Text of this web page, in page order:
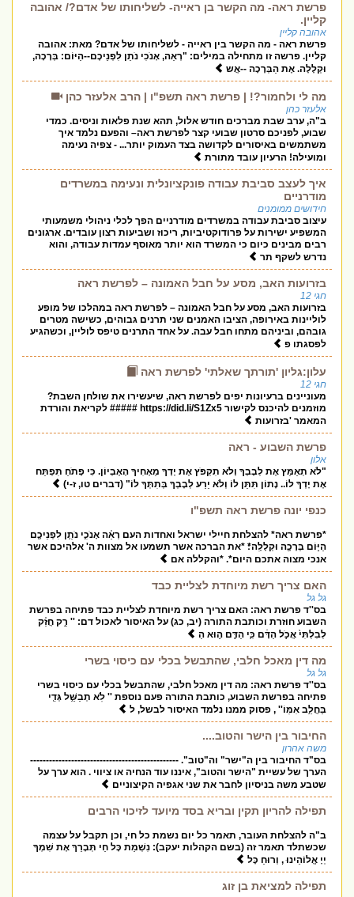
פרשת ראה- מה הקשר בן ראייה- לשליחותו של אדם?/ אהובה
קליין.
אהובה קליין
פרשת ראה - מה הקשר בין ראייה - לשליחותו של אדם? מאת: אהובה
קליין. פרשה זו מתחילה במילים: "רְאֵה, אָנֹכִי נֹתֵן לִפְנֵיכֶם--הַיּוֹם: בְּרָכָה,
וּקְלָלָה. אֶת הַבְּרָכָה --אֲש
מה לי ולחמור?! | פרשת ראה תשפ"ו | הרב אלעזר כהן
אלעזר כהן
ב"ה, ערב שבת מברכים חודש אלול, תהא שנת פלאות וניסים. כמדי
שבוע, לפניכם סרטון שבועי קצר לפרשת ראה– והפעם נלמד איך
משתמשים באיסורים לקדושה בצד העמוק יותר... - צפיה נעימה
ומועילה! הרעיון עובד מתורת
איך לעצב סביבת עבודה פונקציונלית ונעימה במשרדים
מודרניים
חידושים ממומנים
עיצוב סביבת עבודה במשרדים מודרניים הפך לכלי ניהולי משמעותי
המשפיע ישירות על פרודוקטיביות, ריכוז ושביעות רצון עובדים. ארגונים
רבים מבינים כיום כי המשרד הוא יותר מאוסף עמדות עבודה, והוא
נדרש לשקף תר
בזרועות האב, מסע על חבל האמונה – לפרשת ראה
חגי 12
בזרועות האב, מסע על חבל האמונה – לפרשת ראה במהלכו של מופע
לוליינות באירופה, הציבו האמנים שני תרנים גבוהים, כשישה מטרים
גובהם, וביניהם מתחו חבל עבה. על אחד התרנים טיפס לוליין, וכשהגיע
לפסגתו פ
עלון:גליון 'תורתך שאלתי' לפרשת ראה
חגי 12
מעוניינים ברעיונות יפים לפרשת ראה, שיעשירו את שולחן השבת?
מוזמנים להיכנס לקישור https://did.li/S1Zx5 ##### לקריאת והורדת
המאמר 'בזרועות
פרשת השבוע - ראה
אלון
"לֹא תְאַמֵּץ אֶת לְבָבְךָ וְלֹא תִקְפֹּץ אֶת יָדְךָ מֵאָחִיךָ הָאֶבְיוֹן. כִּי פָתֹחַ תִּפְתַּח
אֶת יָדְךָ לוֹ.. נָתוֹן תִּתֵּן לוֹ וְלֹא יֵרַע לְבָבְךָ בְּתִתְּךָ לוֹ" (דברים טו, ז-י)
כנפי יונה פרשת ראה תשפ"ו
*פרשת ראה* להצלחת חיילי ישראל ואחדות העם רְאֵ֗ה אָנֹכִ֛י נֹתֵ֥ן לִפְנֵיכֶ֖ם
הַיּ֑וֹם בְּרָכָ֖ה וּקְלָלָֽה*׃ *את הברכה אשר תשמעו אל מצוות ה' אלהיכם אשר
אנכי מצוה אתכם היום*. *והקללה אם
האם צריך רשת מיוחדת לצליית כבד
גל גל
בס''ד פרשת ראה: האם צריך רשת מיוחדת לצליית כבד פתיחה בפרשת
השבוע חוזרת וכותבת התורה (יב, כג) על האיסור לאכול דם: '' רַ֣ק חֲזַ֗ק
לְבִלְתִּי֙ אֲכֹ֣ל הַדָּ֔ם כִּ֥י הַדָּ֖ם ה֣וּא הַ
מה דין מאכל חלבי, שהתבשל בכלי עם כיסוי בשרי
גל גל
בס''ד פרשת ראה: מה דין מאכל חלבי, שהתבשל בכלי עם כיסוי בשרי
פתיחה בפרשת השבוע, כותבת התורה פעם נוספת '' לֹֽא תְבַשֵּׁ֥ל גְּדִ֖י
בַּחֲלֵ֥ב אִמּֽוֹ'' , פסוק ממנו נלמד האיסור לבשל, ל
החיבור בין הישר והטוב....
משה אהרון
בס"ד החיבור בין ה"ישר" וה"טוב". -----------------------------------------------
הערך של עשיית "הישר והטוב", איננו עוד הנחיה או ציווי . הוא ערך על
שטבע משה בניסיון לחבר את שני אגפיה הקיצוניים
תפילה להריון תקין ובריא בסד מיועד לזיכוי הרבים
ב"ה להצלחת העובר, תאמר כל יום נשמת כל חי, וכן תקבל על עצמה
שכשתלד תאמר זה (בשם הקהלות יעקב): נִשְׁמַת כָּל חַי תְּבָרֵךְ אֶת שִׁמְךָ
יְיָ אֱלוֹהֵינוּ , וְרוּחַ כָּל
תפילה למציאת בן זוג